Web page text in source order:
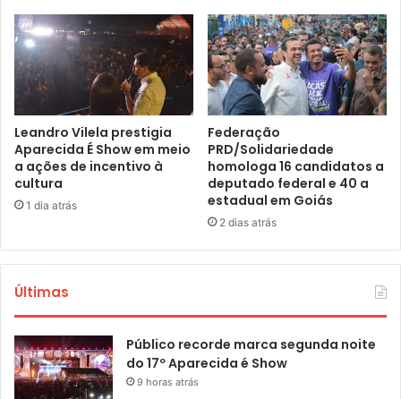
Leandro Vilela prestigia
Aparecida É Show em meio
a ações de incentivo à
cultura
1 dia atrás
Federação
PRD/Solidariedade
homologa 16 candidatos a
deputado federal e 40 a
estadual em Goiás
2 dias atrás
Últimas
Público recorde marca segunda noite
do 17º Aparecida é Show
9 horas atrás